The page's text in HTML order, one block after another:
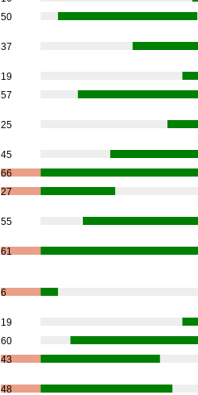
50
37
19
57
25
45
66
27
55
61
6
19
60
43
48